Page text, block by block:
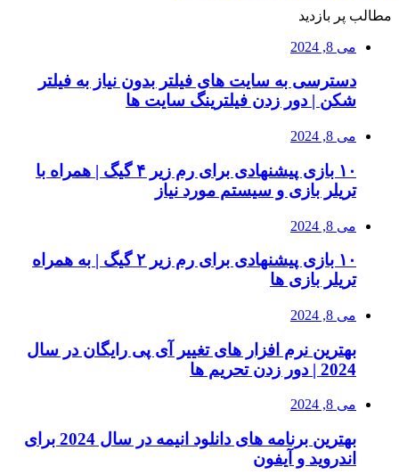
مطالب پر بازدید
می 8, 2024
دسترسی به سایت های فیلتر بدون نیاز به فیلتر
شکن | دور زدن فیلترینگ سایت ها
می 8, 2024
۱۰ بازی پیشنهادی برای رم زیر ۴ گیگ | همراه با
تریلر بازی و سیستم مورد نیاز
می 8, 2024
۱۰ بازی پیشنهادی برای رم زیر ۲ گیگ | به همراه
تریلر بازی ها
می 8, 2024
بهترین نرم افزار های تغییر آی پی رایگان در سال
2024 | دور زدن تحریم ها
می 8, 2024
بهترین برنامه های دانلود انیمه در سال 2024 برای
اندروید و آیفون